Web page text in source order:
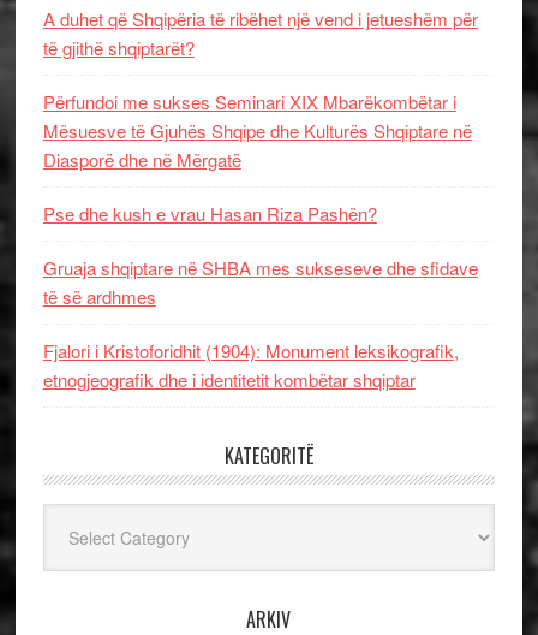
A duhet që Shqipëria të ribëhet një vend i jetueshëm për
të gjithë shqiptarët?
Përfundoi me sukses Seminari XIX Mbarëkombëtar i
Mësuesve të Gjuhës Shqipe dhe Kulturës Shqiptare në
Diasporë dhe në Mërgatë
Pse dhe kush e vrau Hasan Riza Pashën?
Gruaja shqiptare në SHBA mes sukseseve dhe sfidave
të së ardhmes
Fjalori i Kristoforidhit (1904): Monument leksikografik,
etnogjeografik dhe i identitetit kombëtar shqiptar
KATEGORITË
ARKIV